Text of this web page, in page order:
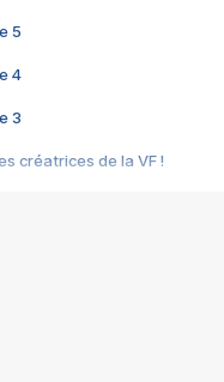
5
4
3
créatrices de la VF !